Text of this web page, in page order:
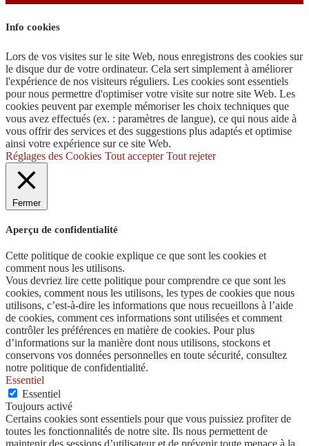
Info cookies
Lors de vos visites sur le site Web, nous enregistrons des cookies sur
le disque dur de votre ordinateur. Cela sert simplement à améliorer
l'expérience de nos visiteurs réguliers. Les cookies sont essentiels
pour nous permettre d'optimiser votre visite sur notre site Web. Les
cookies peuvent par exemple mémoriser les choix techniques que
vous avez effectués (ex. : paramètres de langue), ce qui nous aide à
vous offrir des services et des suggestions plus adaptés et optimise
ainsi votre expérience sur ce site Web.
Réglages des Cookies Tout accepter Tout rejeter
Fermer
Aperçu de confidentialité
Cette politique de cookie explique ce que sont les cookies et
comment nous les utilisons.
Vous devriez lire cette politique pour comprendre ce que sont les
cookies, comment nous les utilisons, les types de cookies que nous
utilisons, c’est-à-dire les informations que nous recueillons à l’aide
de cookies, comment ces informations sont utilisées et comment
contrôler les préférences en matière de cookies. Pour plus
d’informations sur la manière dont nous utilisons, stockons et
conservons vos données personnelles en toute sécurité, consultez
notre politique de confidentialité.
Essentiel
Essentiel
Toujours activé
Certains cookies sont essentiels pour que vous puissiez profiter de
toutes les fonctionnalités de notre site. Ils nous permettent de
maintenir des sessions d’utilisateur et de prévenir toute menace à la